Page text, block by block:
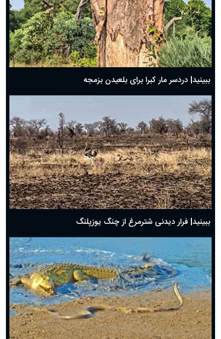
ببینید| دردسر مار کبرا برای بلعیدن بزمجه
ببینید| فرار دیدنی شترمرغ از چنگ یوزپلنگ